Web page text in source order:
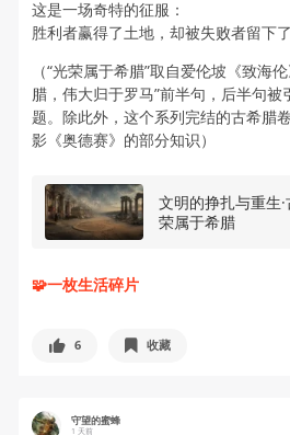
这是一场奇特的征服：
胜利者赢得了土地，却被失败者留下了
（“光荣属于希腊”取自爱伦坡《致海
腊，伟大归于罗马”前半句，后半句
题。除此外，这个系列完结的古希腊
影《奥德赛》的部分知识）
文明的挣扎与重生
荣属于希腊
🧩一枚生活碎片
6 收藏
守望的蜜蜂
1 天前